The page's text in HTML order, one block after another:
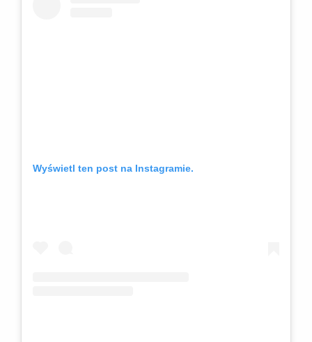
Wyświetl ten post na Instagramie.